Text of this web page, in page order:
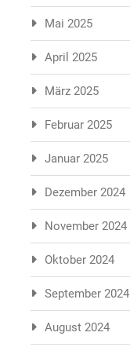
Mai 2025
April 2025
März 2025
Februar 2025
Januar 2025
Dezember 2024
November 2024
Oktober 2024
September 2024
August 2024